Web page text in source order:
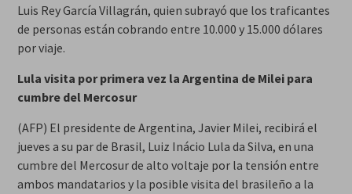
Luis Rey García Villagrán, quien subrayó que los traficantes
de personas están cobrando entre 10.000 y 15.000 dólares
por viaje.
Lula visita por primera vez la Argentina de Milei para
cumbre del Mercosur
(AFP) El presidente de Argentina, Javier Milei, recibirá el
jueves a su par de Brasil, Luiz Inácio Lula da Silva, en una
cumbre del Mercosur de alto voltaje por la tensión entre
ambos mandatarios y la posible visita del brasileño a la